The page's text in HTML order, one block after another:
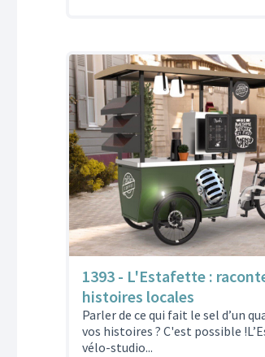
1393 - L'Estafette :
histoires locales
Parler de ce qui fait le sel d’un
vos histoires ? C'est possible
vélo-studio...